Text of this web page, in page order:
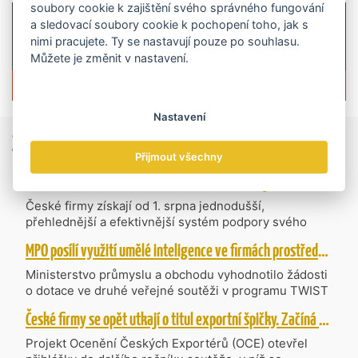
Zprávyze světa obchodu
Vzniká CzechBusiness. Nová státní agentura zjednoduší podporu českých firem
České firmy získají od 1. srpna jednodušší,
přehlednější a efektivnější systém podpory svého
CzechBusiness, která propojuje dosavadní
kompetence agentur CzechTrade a CzechInvest.
Firmám nabídne jednoho partnera pro rozvoj od
inovací až po zahraniční expanzi.
MPO posílí využití umělé inteligence ve firmách prostřednictvím 40 projektů z programu TWIST
Ministerstvo průmyslu a obchodu vyhodnotilo žádosti
o dotace ve druhé veřejné soutěži v programu TWIST
– Transfer, Výzkum, Vývoj a Inovace pro Strategické
Technologie, do které bylo podáno 318 návrhů
projektů požadujících dotaci o celkovém objemu 4,27
mld. Kč. Částkou 630 mil. Kč bude podpořeno čtyřicet
České firmy se opět utkají o titul exportní špičky. Začíná další ročník Ocenění Českých Exportérů
Projekt Ocenění Českých Exportérů (OCE) otevřel
soubory cookie k zajištění svého správného fungování
a sledovací soubory cookie k pochopení toho, jak s
nimi pracujete. Ty se nastavují pouze po souhlasu.
Můžete je změnit v nastavení.
Nastavení
Přijmout všechny